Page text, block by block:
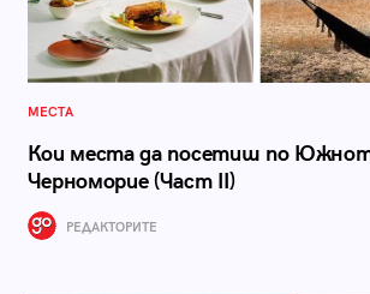
МЕСТА
Кои места да посетиш по
Черноморие (Част II)
РЕДАКТОРИТЕ